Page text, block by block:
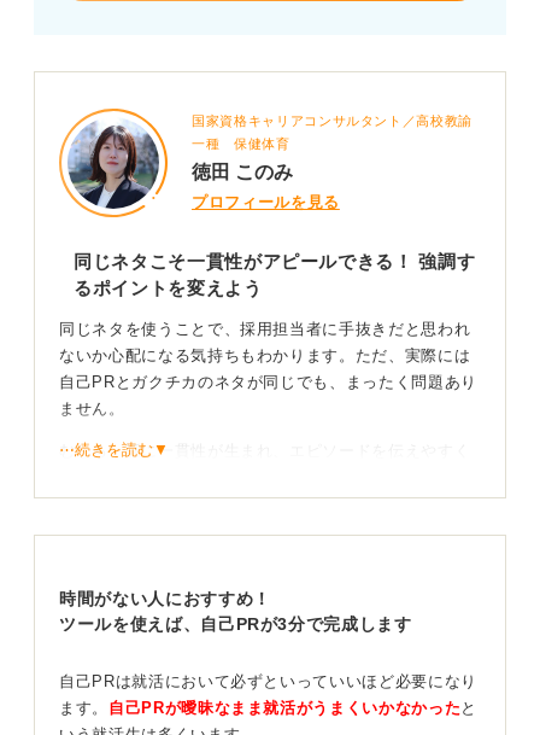
国家資格キャリアコンサルタント／高校教諭
一種 保健体育
徳田 このみ
プロフィールを見る
同じネタこそ一貫性がアピールできる！ 強調す
るポイントを変えよう
同じネタを使うことで、採用担当者に手抜きだと思われ
ないか心配になる気持ちもわかります。ただ、実際には
自己PRとガクチカのネタが同じでも、まったく問題あり
ません。
むしろ、話に一貫性が生まれ、エピソードを伝えやすく
点を当てるポイントを変え、効果的にアピールすること
き、そのうえで「その結果から、どのような成果や実績
を得られたのか」を明確にすることが求められます。
こしたのか、実際のプロセスやアクションを詳しく述べ
ましょう。
⋯続きを読む▼
時間がない人におすすめ！
ツールを使えば、自己PRが3分で完成します
自己PRは就活において必ずといっていいほど必要になり
ます。 自己PRが曖昧なまま就活がうまくいかなかった と